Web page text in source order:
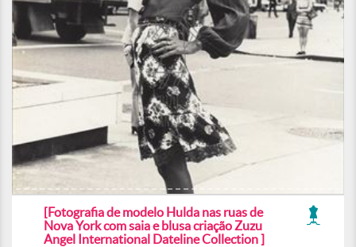
[Fotografia de modelo Hulda nas ruas de
Nova York com saia e blusa criação Zuzu
Angel International Dateline Collection ]